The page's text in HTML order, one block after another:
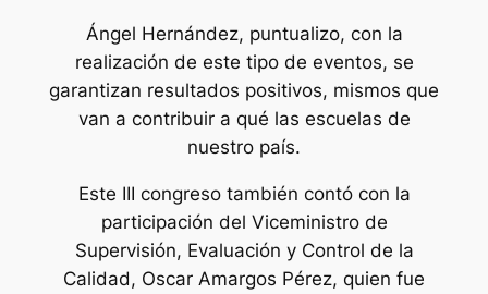
Ángel Hernández, puntualizo, con la
realización de este tipo de eventos, se
garantizan resultados positivos, mismos que
van a contribuir a qué las escuelas de
nuestro país.
Este III congreso también contó con la
participación del Viceministro de
Supervisión, Evaluación y Control de la
Calidad, Oscar Amargos Pérez, quien fue